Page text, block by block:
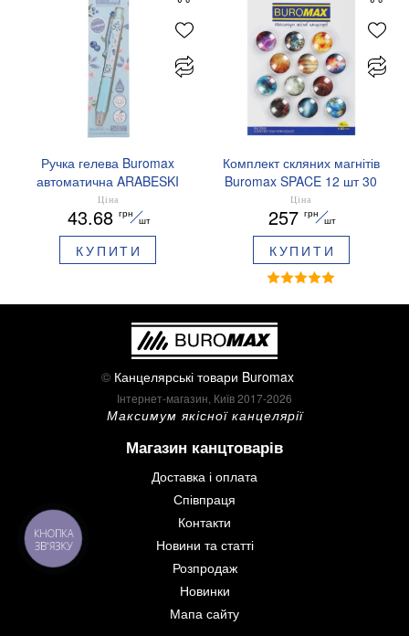
Ручка гелева Buromax
автоматична ARABESKI
0.5 мм ароматизований
грип синє чорнило в
блістері BM.8379-02
Ціна
43.68 грн
шт
КУПИТИ
Комплект скляних магнітів
Buromax SPACE 12 шт 30
мм BM.0048
Ціна
257 грн
шт
КУПИТИ
© Канцелярські товари Buromax
Інтернет-магазин, Київ 2017-2026
Максимум якісної канцелярії
Магазин канцтоварів
Доставка і оплата
Співпраця
Контакти
Новини та статті
Розпродаж
Новинки
Мапа сайту
КНОПКА
ЗВ'ЯЗКУ